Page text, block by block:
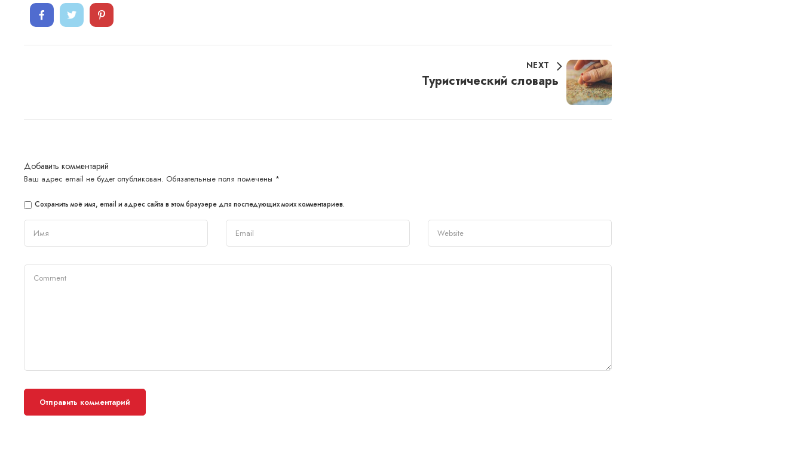
NEXT
Туристический словарь
Добавить комментарий
Ваш адрес email не будет опубликован. Обязательные поля помечены *
Сохранить моё имя, email и адрес сайта в этом браузере для последующих моих комментариев.